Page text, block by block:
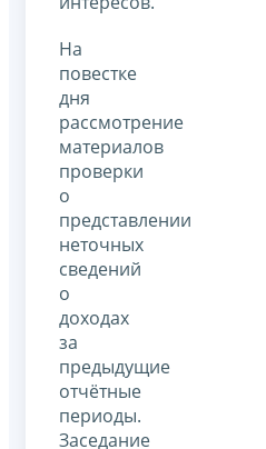
На
повестке
дня
рассмотрение
материалов
проверки
о
представлении
неточных
сведений
о
доходах
за
предыдущие
отчётные
периоды.
Заседание